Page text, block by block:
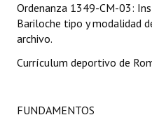
Digesto
Organigrama
Informes de Gestión
Ordenanza 1349-CM-03:
Bariloche tipo y modalidad
archivo.
Currículum deportivo de
FUNDAMENTOS